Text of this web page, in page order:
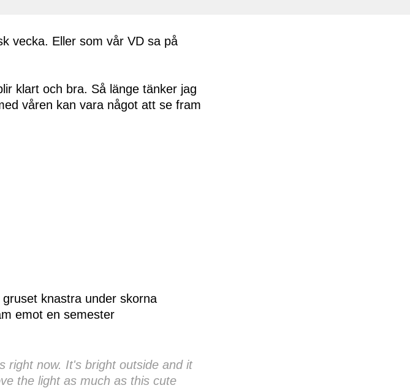
vecka. Eller som vår VD sa på
klart och bra. Så länge tänker jag
våren kan vara något att se fram
knastra under skorna
emot en semester
right now. It's bright outside and it
the light as much as this cute